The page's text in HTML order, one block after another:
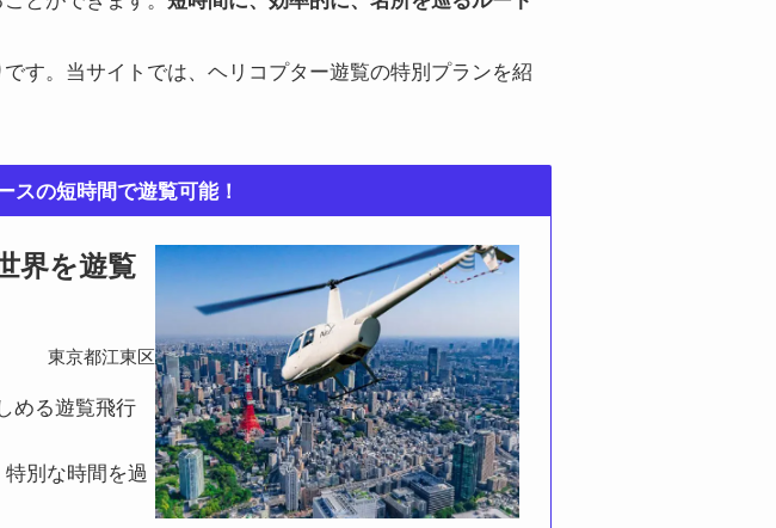
です。当サイトでは、ヘリコプター遊覧の特別プランを紹
スの短時間で遊覧可能！
界を遊覧
東京都江東区
める遊覧飛行
別な時間を過